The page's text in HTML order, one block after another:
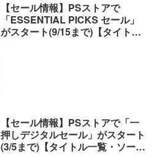
【セール情報】PSストアで
「ESSENTIAL PICKS セール」
がスタート(9/15まで)【タイトル
【セール情報】PSストアで「一
押しデジタルセール」がスタート
(3/5まで)【タイトル一覧・ソート